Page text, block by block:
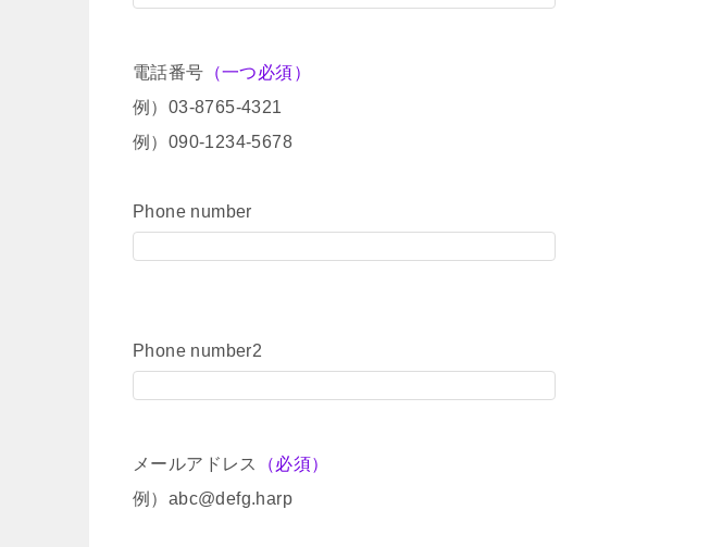
電話番号 （一つ必須）
例）03-8765-4321
例）090-1234-5678
Phone number
Phone number2
メールアドレス
（必須）
例）abc@defg.harp